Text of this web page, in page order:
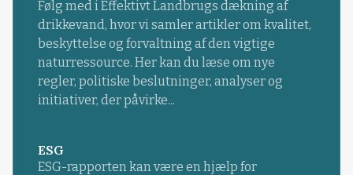
Følg med i Effektivt Landbrugs dækning af
drikkevand, hvor vi samler artikler om kvalitet,
beskyttelse og forvaltning af den vigtige
naturressource. Her kan du læse om nye
regler, politiske beslutninger, analyser og
initiativer, der påvirke...
ESG
ESG-rapporten kan være en hjælp for